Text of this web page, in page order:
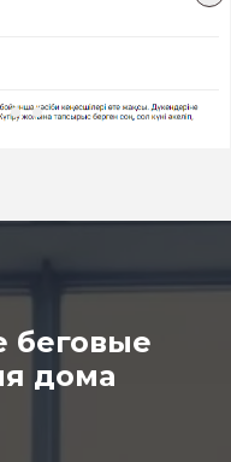
беговые
дома